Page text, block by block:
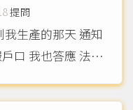
提問
生產的那天 通知
口 我也答應 法律
使得我無法工作